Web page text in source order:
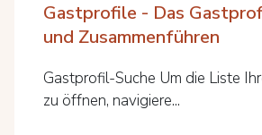
Gastprofile - Das
und Zusammenführen
Gastprofil-Suche Um die Liste
zu öffnen, navigiere...